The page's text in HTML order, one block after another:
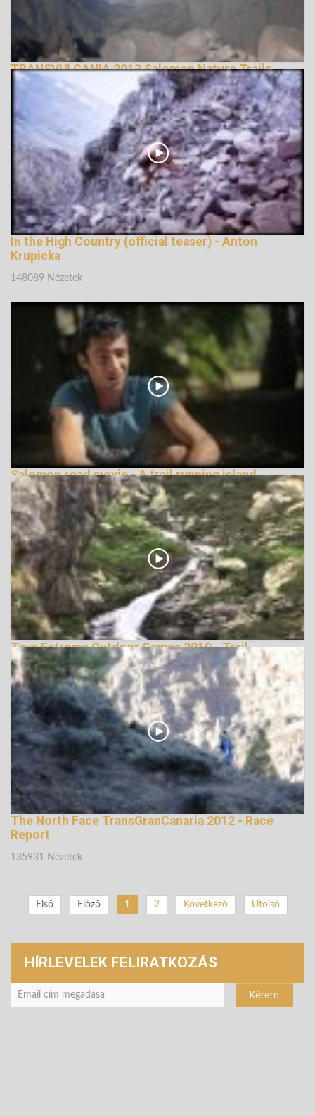
TRANSVULCANIA 2013 Salomon Nature Trails
143093 Nézetek
In the High Country (official teaser) - Anton
Krupicka
148089 Nézetek
Salomon road movie - A trail running island
148647 Nézetek
Teva Extreme Outdoor Games 2010 - Trail
Running
146070 Nézetek
The North Face TransGranCanaria 2012 - Race
Report
135931 Nézetek
Első Előző 1 2 Következő Utolsó
HÍRLEVELEK FELIRATKOZÁS